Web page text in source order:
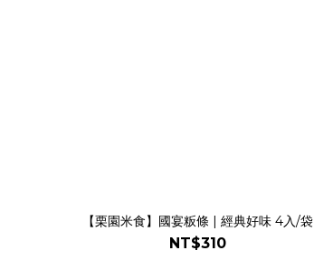
【栗園米食】國宴粄條 | 經典好味 4入/袋
NT$310